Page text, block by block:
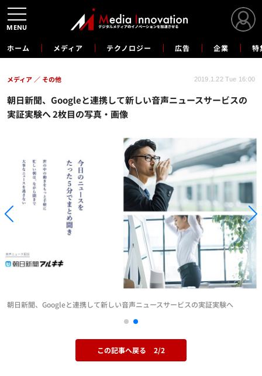
ホーム メディア テクノロジー 広告 企業 特
朝日新聞、Googleと連携して新しい音声ニュースサービスの
実証実験へ 2枚目の写真・画像
メディア その他 2019.1.22 Tue 16:00
朝日新聞、Googleと連携して新しい音声ニュースサービスの実証実験へ
この記事へ戻る 2/2
MENU